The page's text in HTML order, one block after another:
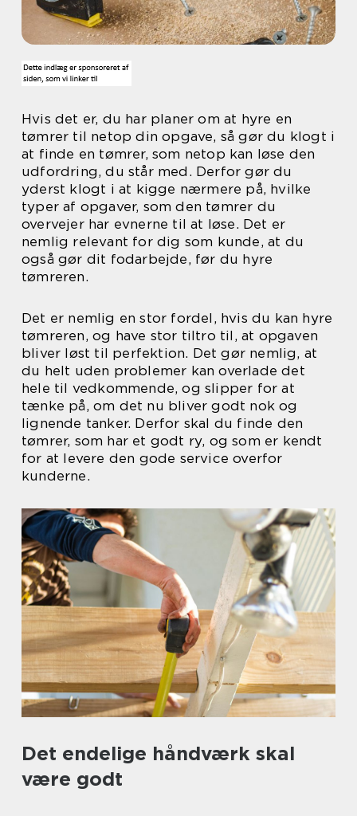
Hvis det er, du har planer om at hyre en
tømrer til netop din opgave, så gør du klogt i
at finde en tømrer, som netop kan løse den
udfordring, du står med. Derfor gør du
yderst klogt i at kigge nærmere på, hvilke
typer af opgaver, som den tømrer du
overvejer har evnerne til at løse. Det er
nemlig relevant for dig som kunde, at du
også gør dit fodarbejde, før du hyre
tømreren.
Det er nemlig en stor fordel, hvis du kan hyre
tømreren, og have stor tiltro til, at opgaven
bliver løst til perfektion. Det gør nemlig, at
du helt uden problemer kan overlade det
hele til vedkommende, og slipper for at
tænke på, om det nu bliver godt nok og
lignende tanker. Derfor skal du finde den
tømrer, som har et godt ry, og som er kendt
for at levere den gode service overfor
kunderne.
Det endelige håndværk skal
være godt